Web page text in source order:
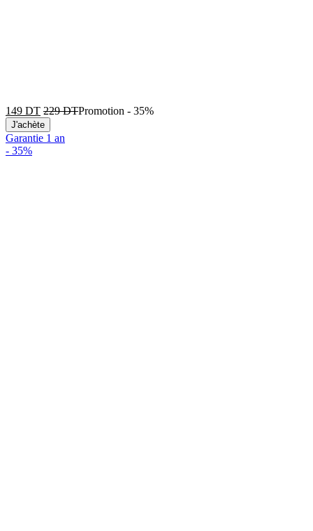
149 DT 229DTPromotion - 35%
J'achète
Garantie 1 an
- 35%